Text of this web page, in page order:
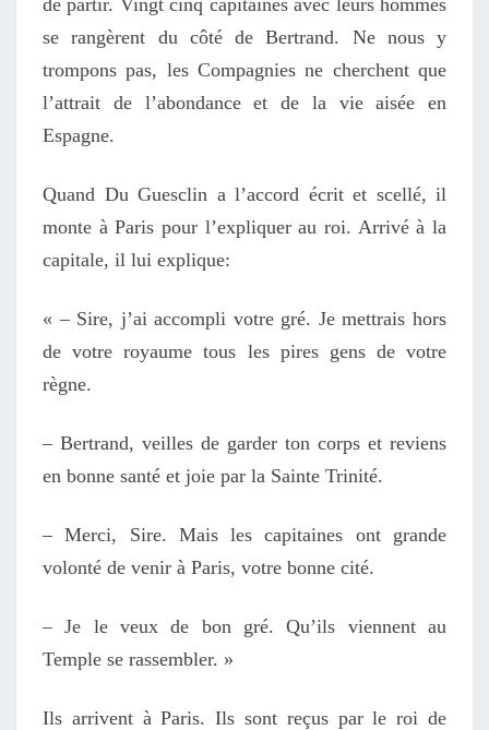
se rangèrent du côté de Bertrand. Ne nous y
trompons pas, les Compagnies ne cherchent que
l’attrait de l’abondance et de la vie aisée en
Espagne.
Quand Du Guesclin a l’accord écrit et scellé, il
monte à Paris pour l’expliquer au roi. Arrivé à la
capitale, il lui explique:
« – Sire, j’ai accompli votre gré. Je mettrais hors
de votre royaume tous les pires gens de votre
règne.
– Bertrand, veilles de garder ton corps et reviens
en bonne santé et joie par la Sainte Trinité.
– Merci, Sire. Mais les capitaines ont grande
volonté de venir à Paris, votre bonne cité.
– Je le veux de bon gré. Qu’ils viennent au
Temple se rassembler. »
Ils arrivent à Paris. Ils sont reçus par le roi de